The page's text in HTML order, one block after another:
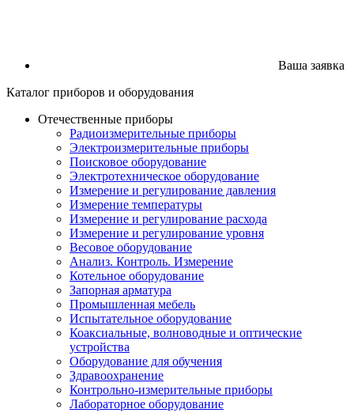
Ваша заявка
Каталог приборов и оборудования
Отечественные приборы
Радиоизмерительные приборы
Электроизмерительные приборы
Поисковое оборудование
Электротехническое оборудование
Измерение и регулирование давления
Измерение температуры
Измерение и регулирование расхода
Измерение и регулирование уровня
Весовое оборудование
Анализ. Контроль. Измерение
Котельное оборудование
Запорная арматура
Промышленная мебель
Испытательное оборудование
Коаксиальные, волноводные и оптические
устройства
Оборудование для обучения
Здравоохранение
Контрольно-измерительные приборы
Лабораторное оборудование